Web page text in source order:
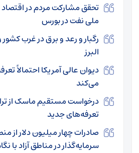
تحقق مشارکت مردم در
ملی نفت در بورس
رگبار و رعد و برق در غرب
البرز
دیوان عالی آمریکا احتمالاً
می‌کند
درخواست مستقیم ماسک از
تعرفه‌های جدید
صادرات چهار میلیون دلار از
سرمایه‌گذار در مناطق آزاد با